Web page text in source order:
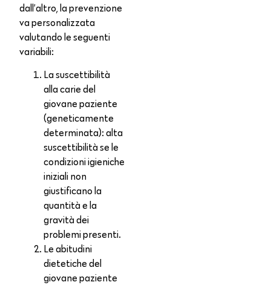
dall’altro, la prevenzione
va personalizzata
valutando le seguenti
variabili:
La suscettibilità
alla carie del
giovane paziente
(geneticamente
determinata): alta
suscettibilità se le
condizioni igieniche
iniziali non
giustificano la
quantità e la
gravità dei
problemi presenti.
Le abitudini
dietetiche del
giovane paziente